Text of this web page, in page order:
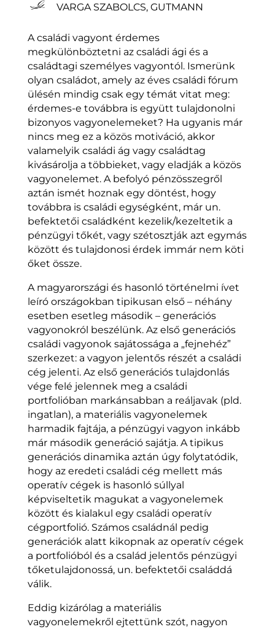
VARGA SZABOLCS, GUTMANN
A családi vagyont érdemes
megkülönböztetni az családi ági és a
családtagi személyes vagyontól. Ismerünk
olyan családot, amely az éves családi fórum
ülésén mindig csak egy témát vitat meg:
érdemes-e továbbra is együtt tulajdonolni
bizonyos vagyonelemeket? Ha ugyanis már
nincs meg ez a közös motiváció, akkor
valamelyik családi ág vagy családtag
kivásárolja a többieket, vagy eladják a közös
vagyonelemet. A befolyó pénzösszegről
aztán ismét hoznak egy döntést, hogy
továbbra is családi egységként, már un.
befektetői családként kezelik/kezeltetik a
pénzügyi tőkét, vagy szétosztják azt egymás
között és tulajdonosi érdek immár nem köti
őket össze.
A magyarországi és hasonló történelmi ívet
leíró országokban tipikusan első – néhány
esetben esetleg második – generációs
vagyonokról beszélünk. Az első generációs
családi vagyonok sajátossága a „fejnehéz”
szerkezet: a vagyon jelentős részét a családi
cég jelenti. Az első generációs tulajdonlás
vége felé jelennek meg a családi
portfolióban markánsabban a reáljavak (pld.
ingatlan), a materiális vagyonelemek
harmadik fajtája, a pénzügyi vagyon inkább
már második generáció sajátja. A tipikus
generációs dinamika aztán úgy folytatódik,
hogy az eredeti családi cég mellett más
operatív cégek is hasonló súllyal
képviseltetik magukat a vagyonelemek
között és kialakul egy családi operatív
cégportfolió. Számos családnál pedig
generációk alatt kikopnak az operatív cégek
a portfolióból és a család jelentős pénzügyi
tőketulajdonossá, un. befektetői családdá
válik.
Eddig kizárólag a materiális
vagyonelemekről ejtettünk szót, nagyon